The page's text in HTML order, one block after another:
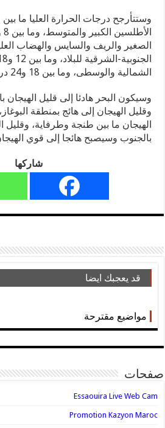
الصغير والريف والسايس والهضاب
الشمالية والوسطى، وما بين 18 و24 درجة بالجنوب.
وسيكون البحر هادئا إلى قليل الهيجان
وقليل الهيجان إلى هائج بمنطقة
الهيجان ما بين طنجة وطرفاية، وقليل
بالجنوب وسيصبح هائجا إلى قوي
شاركها
قد يعجبك ايضا
مواضيع مقترحة
صفحات
Essaouira Live Web Cam
Promotion Kazyon Maroc